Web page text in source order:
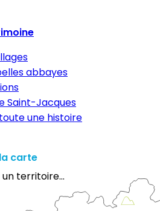
abbayes
Saint-Jacques
une histoire
carte
territoire...